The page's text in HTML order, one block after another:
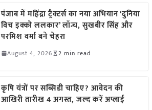
पंजाब में महिंद्रा ट्रैक्टर्स का नया अभियान ‘दुनिया
विच इक्को ललकार’ लॉन्च, सुखबीर सिंह और
परमिश वर्मा बने चेहरा
August 4, 2026 2 min read
कृषि यंत्रों पर सब्सिडी चाहिए? आवेदन की
आखिरी तारीख 4 अगस्त, जल्द करें अप्लाई